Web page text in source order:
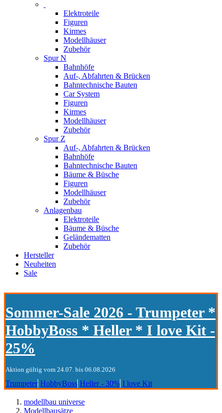
Elektroteile
Figuren
Kirmes
Modellhäuser
Zubehör
Spur N
Bahnhöfe
Auf-, Abfahrten & Brücken
Bahntechnische Bauten
Car System
Figuren
Kirmes
Modellhäuser
Zubehör
Spur Z
Auf-, Abfahrten & Brücken
Bahnhöfe
Bahntechnische Bauten
Bäume & Büsche
Figuren
Modellhäuser
Zubehör
Anlagenbau
Elektroteile
Bäume & Büsche
Geländematten
Zubehör
Hersteller
Neuheiten
Sale
Sommer-Sale 2026 - Trumpeter *
HobbyBoss * Heller * I love Kit -
25%
Aktion gültig vom 24.07. bis 06.08.2026
Trumpeter HobbyBoss Heller - 30% I love Kit
modellbau universe
Modellbausätze